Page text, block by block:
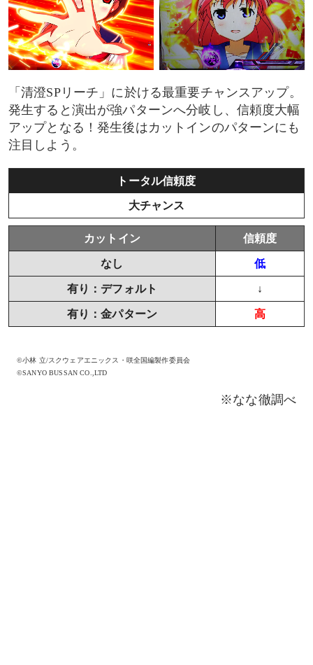
「清澄SPリーチ」に於ける最重要チャンスアップ。
発生すると演出が強パターンへ分岐し、信頼度大幅
アップとなる！発生後はカットインのパターンにも
注目しよう。
トータル信頼度
大チャンス
カットイン 信頼度
なし 低
有り：デフォルト ↓
有り：金パターン 高
©小林 立/スクウェアエニックス・咲全国編製作委員会
©SANYO BUSSAN CO.,LTD
※なな徹調べ